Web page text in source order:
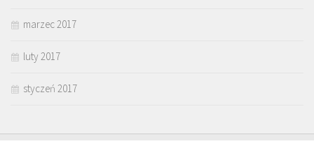
marzec 2017
luty 2017
styczeń 2017